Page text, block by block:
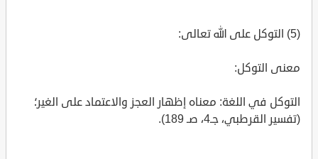
(5) التوكل على الله تعالى:
معنى التوكل:
التوكل في اللغة: معناه إظهار العجز والاعتماد على الغير؛
(تفسير القرطبي، جـ4، صـ 189).